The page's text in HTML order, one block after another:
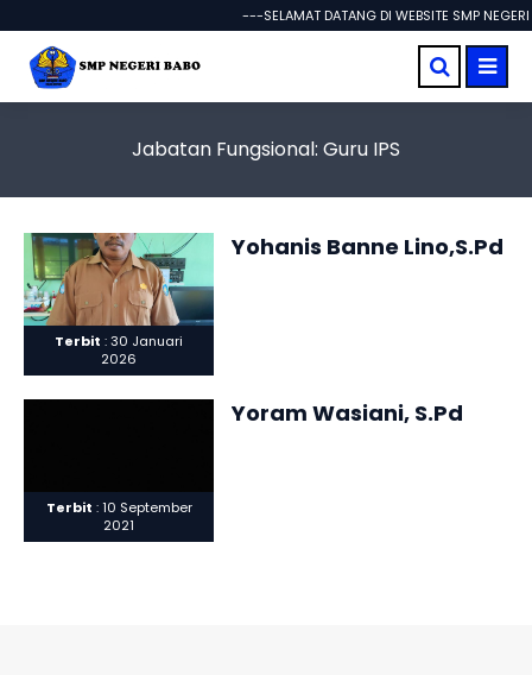
---SELAMAT DATANG DI WEBSITE SMP
Jabatan Fungsional: Guru IPS
Terbit : 30 Januari
2026
Yohanis Banne Lino,S.Pd
Terbit : 10 September
2021
Yoram Wasiani, S.Pd